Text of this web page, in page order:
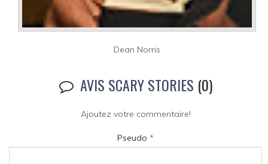
Dean Norris
AVIS SCARY STORIES (0)
Ajoutez votre commentaire!
Pseudo *